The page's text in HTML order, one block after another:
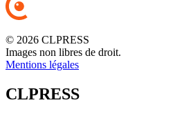
© 2026 CLPRESS
Images non libres de droit.
Mentions légales
CLPRESS